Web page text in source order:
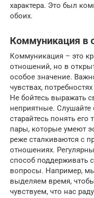
характера. Это был
обоих.
Коммуникация в
Коммуникация – это
отношений, но в
особое значение.
чувствах,
Не бойтесь выражать
неприятные. Слушайте
старайтесь понять его
пары, которые умеют
реже сталкиваются с
отношениях.
способ поддерживать
вопросы. Например,
выделяем время,
чувствуем, что нас